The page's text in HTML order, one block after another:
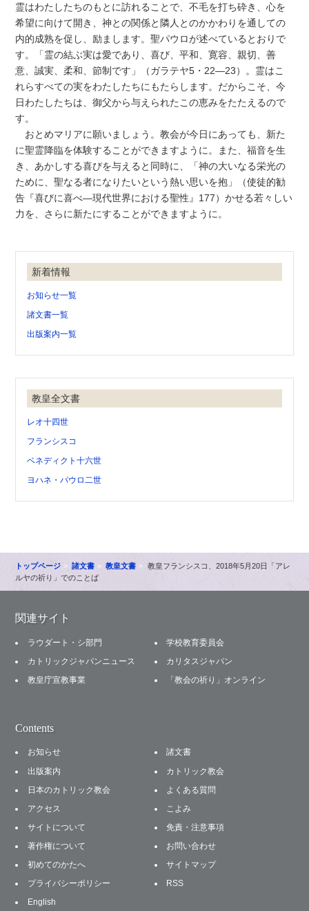
霊はわたしたちのもとに訪れることで、不毛を打ち砕き、心を
希望に向けて開き、神との関係と隣人とのかかわりを通しての
内的成熟を促し、励まします。聖パウロが述べているとおりで
す。「霊の結ぶ実は愛であり、喜び、平和、寛容、親切、善
意、誠実、柔和、節制です」（ガラテヤ5・22―23）。霊はこ
れらすべての実をわたしたちにもたらします。だからこそ、今
日わたしたちは、御父から与えられたこの恵みをたたえるので
す。
おとめマリアに願いましょう。教会が今日にあっても、新た
に聖霊降臨を体験することができますように。また、福音を生
き、あかしする喜びを与えると同時に、「神の大いなる栄光の
ために、聖なる者になりたいという熱い思いを抱」（使徒的勧
告『喜びに喜べ―現代世界における聖性』177）かせる若々しい
力を、さらに新たにすることができますように。
新着情報
お知らせ一覧
諸文書一覧
出版案内一覧
教皇全文書
レオ十四世
フランシスコ
ベネディクト十六世
ヨハネ・パウロ二世
トップページ 諸文書 教皇文書
教皇フランシスコ、2018年5月20日「アレ
ルヤの祈り」でのことば
関連サイト
ラウダート・シ部門
学校教育委員会
カトリックジャパンニュース
カリタスジャパン
教皇庁宣教事業
「教会の祈り」オンライン
Contents
お知らせ
諸文書
出版案内
カトリック教会
日本のカトリック教会
よくある質問
アクセス
こよみ
サイトについて
免責・注意事項
著作権について
お問い合わせ
初めてのかたへ
サイトマップ
プライバシーポリシー
RSS
English